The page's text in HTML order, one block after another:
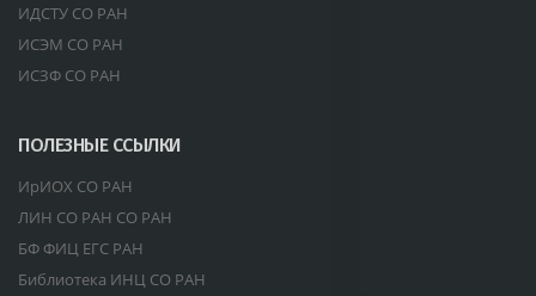
ИДСТУ СО РАН
ИСЭМ СО РАН
ИСЗФ СО РАН
ПОЛЕЗНЫЕ ССЫЛКИ
ИрИОХ СО РАН
ЛИН СО РАН СО РАН
БФ ФИЦ ЕГС РАН
Библиотека ИНЦ СО РАН